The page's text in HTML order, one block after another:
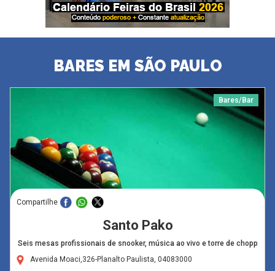
BARES EM SÃO PAULO
Bares/Bar
Compartilhe
Santo Pako
Seis mesas profissionais de snooker, música ao vivo e torre de chopp
Avenida Moaci,326-Planalto Paulista, 04083000